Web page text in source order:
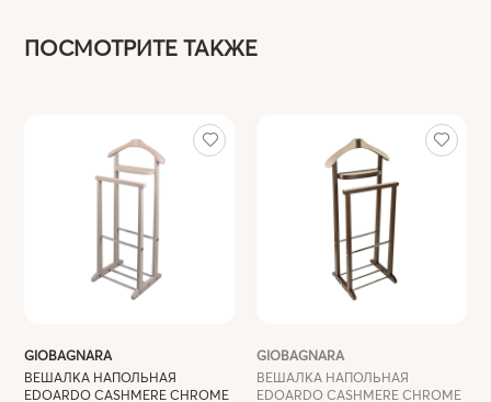
ПОСМОТРИТЕ ТАКЖЕ
GIOBAGNARA
ВЕШАЛКА НАПОЛЬНАЯ
EDOARDO CASHMERE CHROME
GIOBAGNARA
ВЕШАЛКА НАПОЛЬНАЯ
EDOARDO CASHMERE CHROME